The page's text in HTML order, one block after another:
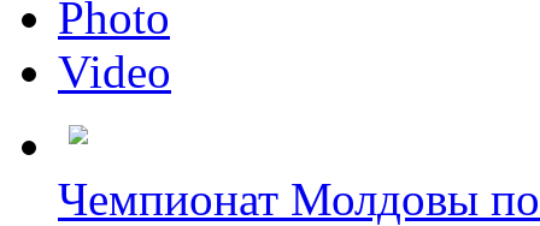
Photo
Video
Чемпионат Молдовы по